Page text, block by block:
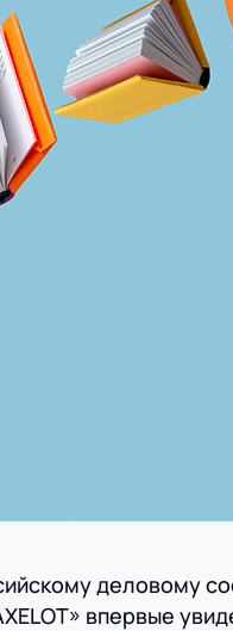
учебных
деловому
впервые